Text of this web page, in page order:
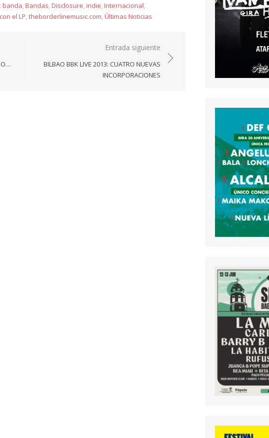
banda,Bandas,Disclosure,indie,Internacional,
el LP,theborderlinemusic.com,Últimas Noticias
Entrada siguiente
BILBAO BBK LIVE 2013: CUATRO NUEVAS
INCORPORACIONES